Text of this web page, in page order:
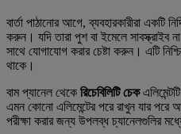
বার্তা পাঠানোর আগে, ব্যবহারকারীরা একটি
করুন। যদি তারা পুশ বা ইমেলে সাবস্ক্রাইব
সাথে যোগাযোগ করার চেষ্টা করুন। এটি
থাকে।
বাম প্যানেল থেকে রিচেবিলিটি চেক
এমন কোনো এলিমেন্টের পরে রাখুন যার পরে
পরীক্ষা করার জন্য উপলব্ধ চ্যানেলগুলির